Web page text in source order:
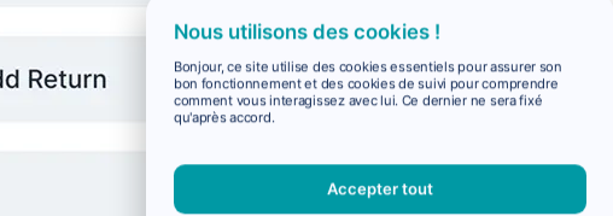
Nous utilisons des cookies !
Bonjour, ce site utilise des cookies essentiels pour assurer son
bon fonctionnement et des cookies de suivi pour comprendre
comment vous interagissez avec lui. Ce dernier ne sera fixé
qu'après accord.
Accepter tout